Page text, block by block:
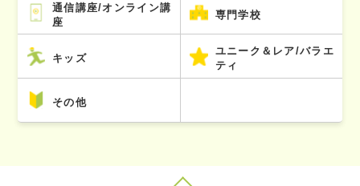
通信講座/オンライン講
座
専門学校
キッズ
ユニーク＆レア/バラエ
ティ
その他